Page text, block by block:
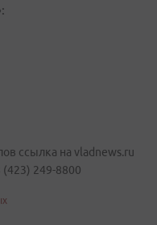
ссылка на vladnews.ru
(423) 249-8800